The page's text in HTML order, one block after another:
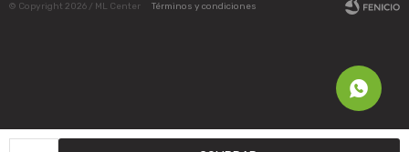
© Copyright 2026 / ML Center Términos y condiciones
Fenicio